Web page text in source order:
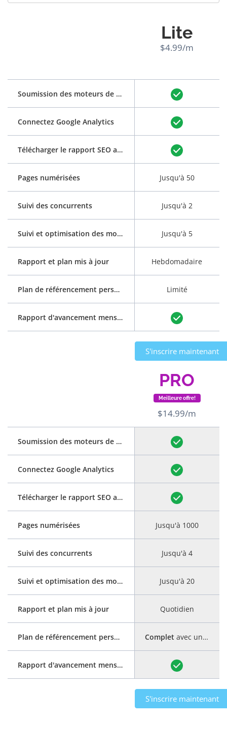
Soumission des moteurs de recherche
Connectez Google Analytics
Télécharger le rapport SEO au format PDF
Pages numérisées
Suivi des concurrents
Suivi et optimisation des mots clés
Rapport et plan mis à jour
Plan de référencement personnalisé
Rapport d'avancement mensuel
Lite
$4.99/m
Jusqu'à 50
Jusqu'à 2
Jusqu'à 5
Hebdomadaire
Limité
S'inscrire maintenant
Soumission des moteurs de recherche
Connectez Google Analytics
Télécharger le rapport SEO au format PDF
Pages numérisées
Suivi des concurrents
Suivi et optimisation des mots clés
Rapport et plan mis à jour
Plan de référencement personnalisé
Rapport d'avancement mensuel
PRO
Meilleure offre!
$14.99/m
Jusqu'à 1000
Jusqu'à 4
Jusqu'à 20
Quotidien
Complet avec un guide étape par étape
S'inscrire maintenant